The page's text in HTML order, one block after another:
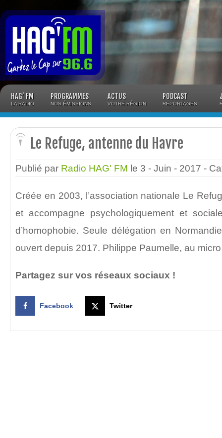
HAG’ FM
LA RADIO
PROGRAMMES
NOS ÉMISSIONS
ACTUS
VOTRE RÉGION
PODCAST
REPORTAGES
Le Refuge, antenne du Havre
Publié par Radio HAG' FM le 3 - Juin - 2017 -
Créée en 2003, l’association nationale Le
et accompagne psychologiquement et
d’homophobie. Seule délégation en
ouvert depuis 2017. Philippe Paumelle, au
Partagez sur vos réseaux sociaux !
Facebook Twitter
Panneau de gestion des cookies